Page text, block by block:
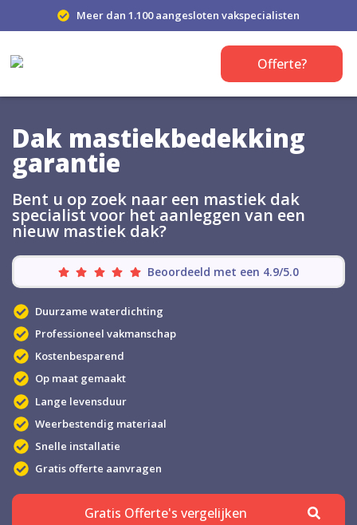
Meer dan 1.100 aangesloten vakspecialisten
Offerte?
Dak mastiekbedekking
garantie
Bent u op zoek naar een mastiek dak
specialist voor het aanleggen van een
nieuw mastiek dak?
Beoordeeld met een 4.9/5.0
Duurzame waterdichting
Professioneel vakmanschap
Kostenbesparend
Op maat gemaakt
Lange levensduur
Weerbestendig materiaal
Snelle installatie
Gratis offerte aanvragen
Gratis Offerte's vergelijken